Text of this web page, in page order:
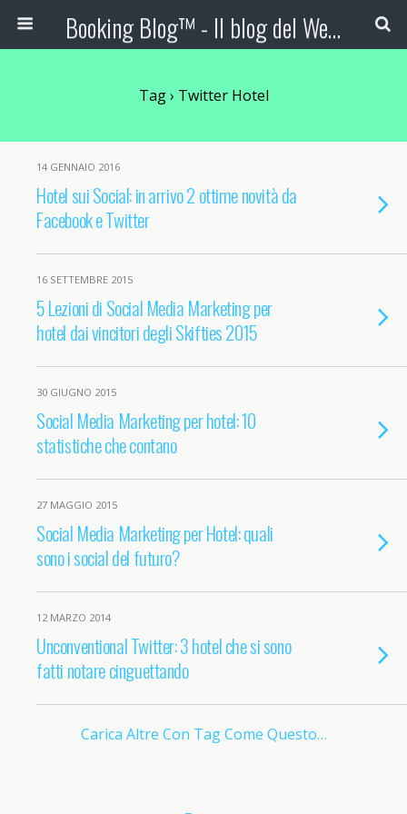
Booking Blog™ - Il blog del Web Marketing Turistico
Tag › Twitter Hotel
14 GENNAIO 2016
Hotel sui Social: in arrivo 2 ottime novità da
Facebook e Twitter
16 SETTEMBRE 2015
5 Lezioni di Social Media Marketing per
hotel dai vincitori degli Skifties 2015
30 GIUGNO 2015
Social Media Marketing per hotel: 10
statistiche che contano
27 MAGGIO 2015
Social Media Marketing per Hotel: quali
sono i social del futuro?
12 MARZO 2014
Unconventional Twitter: 3 hotel che si sono
fatti notare cinguettando
Carica Altre Con Tag Come Questo…